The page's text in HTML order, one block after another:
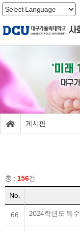
사
'미래
대구
게시판
총 : 156건
No.
66